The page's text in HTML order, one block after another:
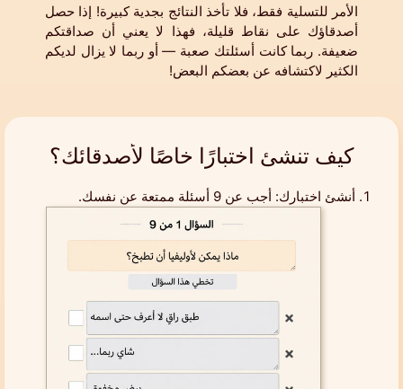
الأمر للتسلية فقط، فلا تأخذ النتائج بجدية كبيرة! إذا حصل
أصدقاؤك على نقاط قليلة، فهذا لا يعني أن صداقتكم
ضعيفة. ربما كانت أسئلتك صعبة — أو ربما لا يزال لديكم
الكثير لاكتشافه عن بعضكم البعض!
كيف تنشئ اختبارًا خاصًا لأصدقائك؟
أنشئ اختبارك: أجب عن 9 أسئلة ممتعة عن نفسك.